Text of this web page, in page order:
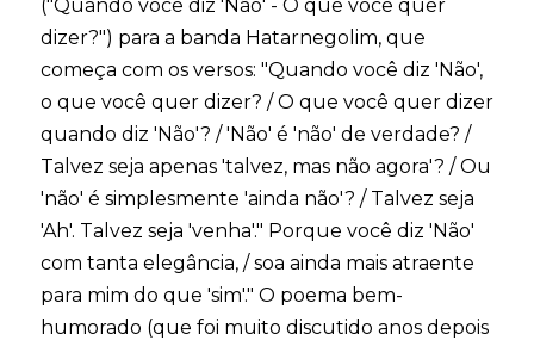
("Quando você diz 'Não' - O que você quer
dizer?") para a banda Hatarnegolim, que
começa com os versos: "Quando você diz 'Não',
o que você quer dizer? / O que você quer dizer
quando diz 'Não'? / 'Não' é 'não' de verdade? /
Talvez seja apenas 'talvez, mas não agora'? / Ou
'não' é simplesmente 'ainda não'? / Talvez seja
'Ah'. Talvez seja 'venha'." Porque você diz 'Não'
com tanta elegância, / soa ainda mais atraente
para mim do que 'sim'." O poema bem-
humorado (que foi muito discutido anos depois